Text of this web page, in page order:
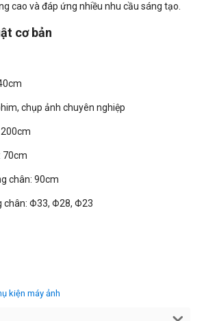
cao và đáp ứng nhiều nhu cầu sáng tạo.
cơ bản
chụp ảnh chuyên nghiệp
70cm
chân: 90cm
chân: Φ33, Φ28, Φ23
kiện máy ảnh